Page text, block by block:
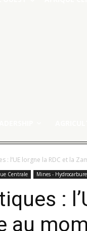
: l’UE lorgne la RDC et la
Centrale Mines -
:
au